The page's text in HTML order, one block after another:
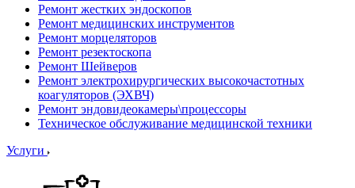
Ремонт жестких эндоскопов
Ремонт медицинских инструментов
Ремонт морцеляторов
Ремонт резектоскопа
Ремонт Шейверов
Ремонт электрохирургических высокочастотных
коагуляторов (ЭХВЧ)
Ремонт эндовидеокамеры\процессоры
Техническое обслуживание медицинской техники
Услуги